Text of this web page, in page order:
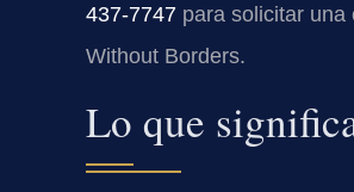
437-7747 para solicitar una
Without Borders.
Lo que